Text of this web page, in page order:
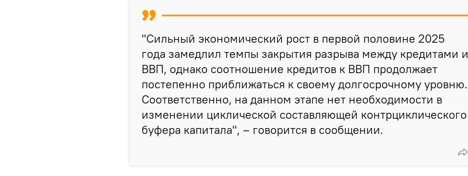
"Сильный экономический рост в первой половине 2025
года замедлил темпы закрытия разрыва между кредитами и
ВВП, однако соотношение кредитов к ВВП продолжает
постепенно приближаться к своему долгосрочному уровню.
Соответственно, на данном этапе нет необходимости в
изменении циклической составляющей контрциклического
буфера капитала", – говорится в сообщении.